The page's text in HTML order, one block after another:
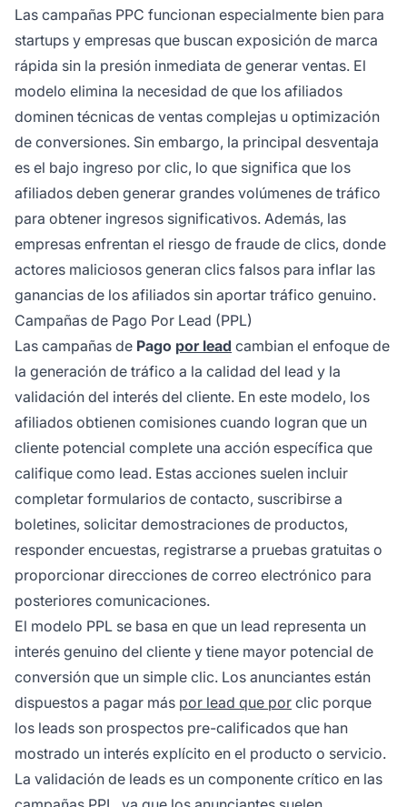
Las campañas PPC funcionan especialmente bien para
startups y empresas que buscan exposición de marca
rápida sin la presión inmediata de generar ventas. El
modelo elimina la necesidad de que los afiliados
dominen técnicas de ventas complejas u optimización
de conversiones. Sin embargo, la principal desventaja
es el bajo ingreso por clic, lo que significa que los
afiliados deben generar grandes volúmenes de tráfico
para obtener ingresos significativos. Además, las
empresas enfrentan el riesgo de fraude de clics, donde
actores maliciosos generan clics falsos para inflar las
ganancias de los afiliados sin aportar tráfico genuino.
Campañas de Pago Por Lead (PPL)
Las campañas de Pago por lead cambian el enfoque de
la generación de tráfico a la calidad del lead y la
validación del interés del cliente. En este modelo, los
afiliados obtienen comisiones cuando logran que un
cliente potencial complete una acción específica que
califique como lead. Estas acciones suelen incluir
completar formularios de contacto, suscribirse a
boletines, solicitar demostraciones de productos,
responder encuestas, registrarse a pruebas gratuitas o
proporcionar direcciones de correo electrónico para
posteriores comunicaciones.
El modelo PPL se basa en que un lead representa un
interés genuino del cliente y tiene mayor potencial de
conversión que un simple clic. Los anunciantes están
dispuestos a pagar más por lead que por clic porque
los leads son prospectos pre-calificados que han
mostrado un interés explícito en el producto o servicio.
La validación de leads es un componente crítico en las